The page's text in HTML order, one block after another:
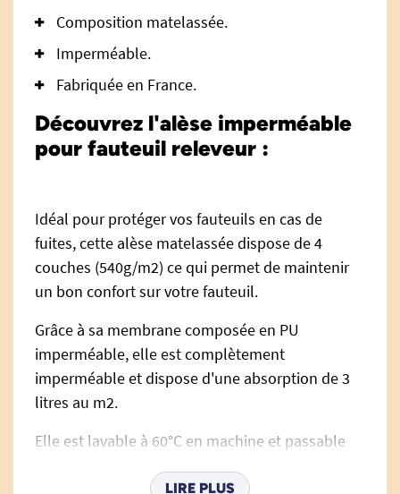
Composition matelassée.
Imperméable.
Fabriquée en France.
Découvrez l'alèse imperméable
pour fauteuil releveur :
Idéal pour protéger vos fauteuils en cas de
fuites, cette alèse matelassée dispose de 4
couches (540g/m2) ce qui permet de maintenir
un bon confort sur votre fauteuil.
Grâce à sa membrane composée en PU
imperméable, elle est complètement
imperméable et dispose d'une absorption de 3
litres au m2.
Elle est lavable à 60°C en machine et passable
LIRE PLUS